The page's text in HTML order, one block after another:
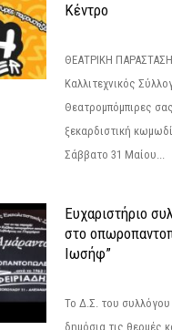
Κέντρο
ΘΕΑΤΡΙΚΗ ΠΑΡΑΣΤΑΣΗ
Καλλιτεχνικός
Θεατρομπόμπιρες
ξεκαρδιστική
Σάββατο 31 Μαίου...
Ευχαριστήριο
στο
Ιωσήφ”
Το Δ.Σ. του
δημόσια τις θερμές